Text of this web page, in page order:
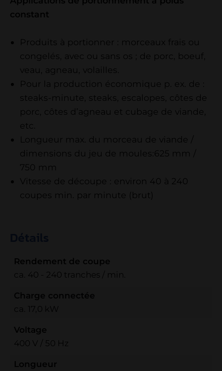
constant
Produits à portionner : morceaux frais ou
congelés, avec ou sans os ; de porc, boeuf,
veau, agneau, volailles.
Pour la production économique p. ex. de :
steaks-minute, steaks, escalopes, côtes de
porc, côtes d’agneau et cubage de viande,
etc.
Longueur max. du morceau de viande /
dimensions du jeu de moules:625 mm /
750 mm
Vitesse de découpe : environ 40 à 240
coupes min. par minute (brut)
Rendement de coupe
ca. 40 - 240 tranches / min.
Charge connectée
ca. 17,0 kW
Voltage
400 V / 50 Hz
Longueur